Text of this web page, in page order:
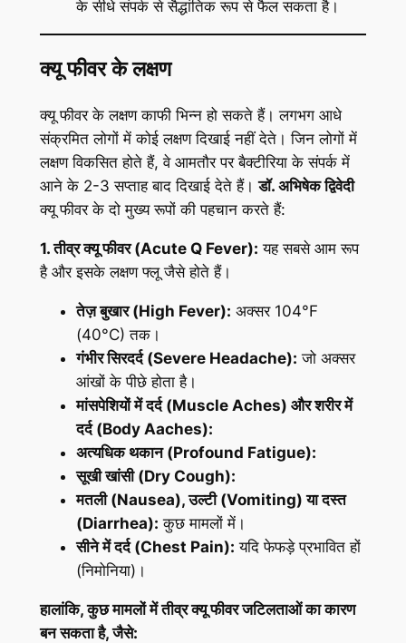
के सीधे संपर्क से सैद्धांतिक रूप से फैल सकता है।
क्यू फीवर के लक्षण
क्यू फीवर के लक्षण काफी भिन्न हो सकते हैं। लगभग आधे
संक्रमित लोगों में कोई लक्षण दिखाई नहीं देते। जिन लोगों में
लक्षण विकसित होते हैं, वे आमतौर पर बैक्टीरिया के संपर्क में
आने के 2-3 सप्ताह बाद दिखाई देते हैं।डॉ. अभिषेक द्विवेदी
क्यू फीवर के दो मुख्य रूपों की पहचान करते हैं:
1. तीव्र क्यू फीवर (Acute Q Fever): यह सबसे आम रूप
है और इसके लक्षण फ्लू जैसे होते हैं।
तेज़ बुखार (High Fever): अक्सर 104°F
(40°C) तक।
गंभीर सिरदर्द (Severe Headache): जो अक्सर
आंखों के पीछे होता है।
मांसपेशियों में दर्द (Muscle Aches) और शरीर में
दर्द (Body Aaches):
अत्यधिक थकान (Profound Fatigue):
सूखी खांसी (Dry Cough):
मतली (Nausea), उल्टी (Vomiting) या दस्त
(Diarrhea): कुछ मामलों में।
सीने में दर्द (Chest Pain): यदि फेफड़े प्रभावित हों
(निमोनिया)।
हालांकि, कुछ मामलों में तीव्र क्यू फीवर जटिलताओं का कारण
बन सकता है, जैसे: